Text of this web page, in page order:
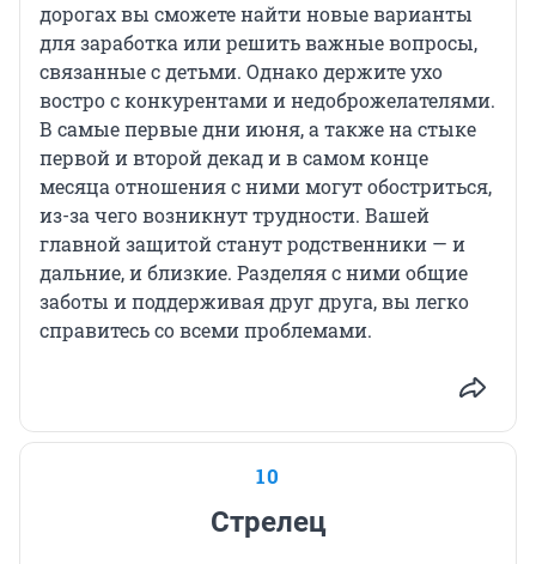
дорогах вы сможете найти новые варианты
для заработка или решить важные вопросы,
связанные с детьми. Однако держите ухо
востро с конкурентами и недоброжелателями.
В самые первые дни июня, а также на стыке
первой и второй декад и в самом конце
месяца отношения с ними могут обостриться,
из-за чего возникнут трудности. Вашей
главной защитой станут родственники — и
дальние, и близкие. Разделяя с ними общие
заботы и поддерживая друг друга, вы легко
справитесь со всеми проблемами.
10
Стрелец